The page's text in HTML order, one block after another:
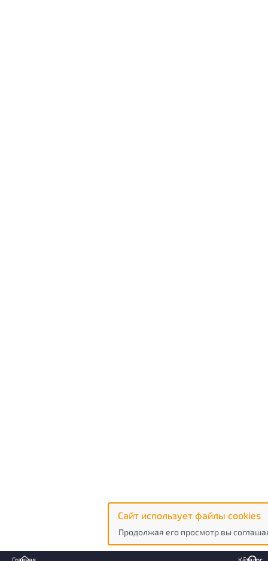
Сайт использует файлы cookies
Продолжая его просмотр вы